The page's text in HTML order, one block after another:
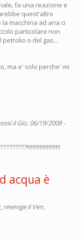
fa una reazione e
quest'altro
macchina ad aria ci
particolare non
o del gas...
ma e' solo perche' mi
il Gio, 06/19/2008 -
acqua è
il Ven,